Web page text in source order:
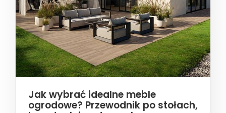
Jak wybrać idealne meble
ogrodowe? Przewodnik po stołach,